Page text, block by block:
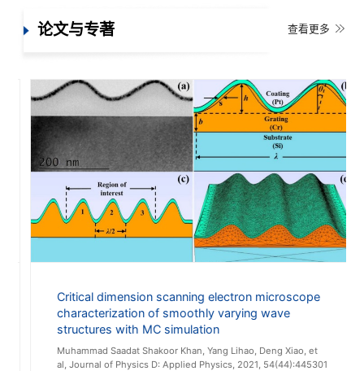
量测试中心（上海）网站：https://cyjl.nim.ac.cn/nmtcics
论文与专著 查看更多
Critical dimension scanning electron microscope
characterization of smoothly varying wave
structures with MC simulation
Muhammad Saadat Shakoor Khan, Yang Lihao, Deng Xiao, et
al, Journal of Physics D: Applied Physics, 2021, 54(44):445301